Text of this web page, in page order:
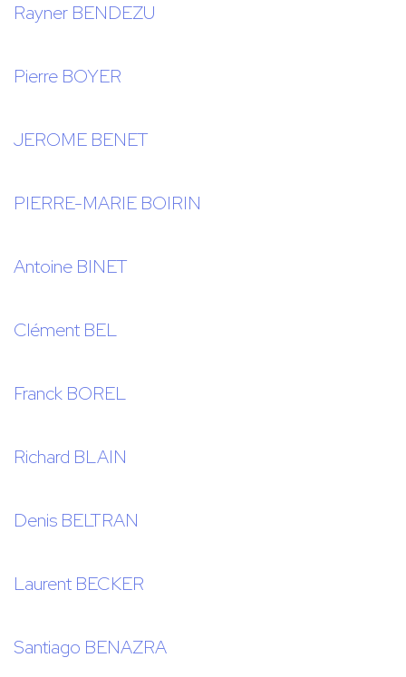
Rayner BENDEZU
Pierre BOYER
JEROME BENET
PIERRE-MARIE BOIRIN
Antoine BINET
Clément BEL
Franck BOREL
Richard BLAIN
Denis BELTRAN
Laurent BECKER
Santiago BENAZRA